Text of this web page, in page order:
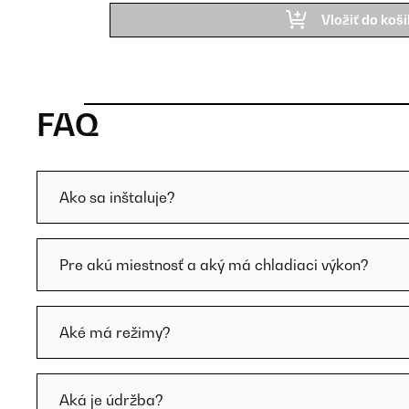
Vložiť do
FAQ
Ako sa inštaluje?
Pre akú miestnosť a aký má chladiaci výkon?
Aké má režimy?
Aká je údržba?